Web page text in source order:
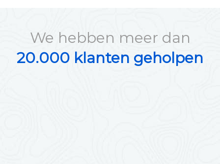
We hebben meer dan
20.000 klanten geholpen